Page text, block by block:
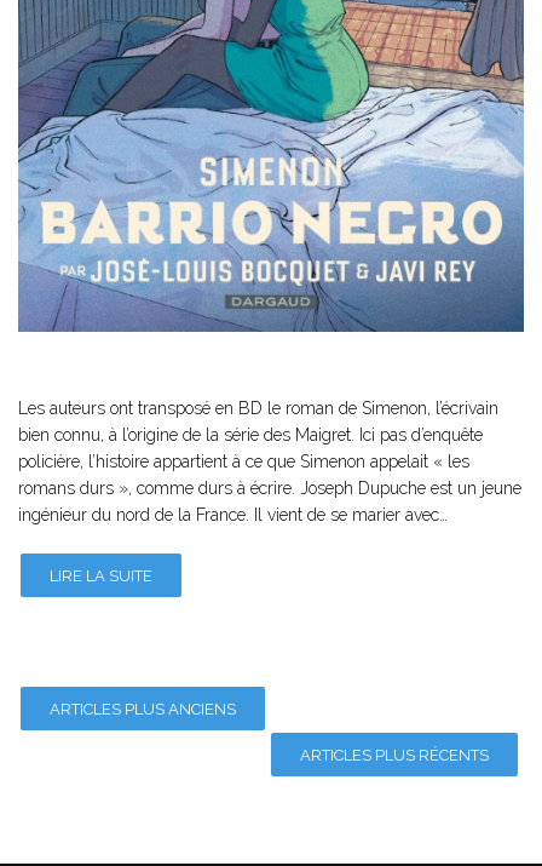
Les auteurs ont transposé en BD le roman de Simenon, l’écrivain
bien connu, à l’origine de la série des Maigret. Ici pas d’enquête
policière, l’histoire appartient à ce que Simenon appelait « les
romans durs », comme durs à écrire. Joseph Dupuche est un jeune
ingénieur du nord de la France. Il vient de se marier avec…
LIRE LA SUITE
ARTICLES PLUS ANCIENS
ARTICLES PLUS RÉCENTS